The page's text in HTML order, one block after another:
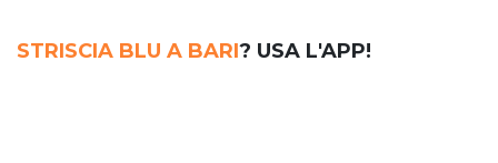
STRISCIA BLU A BARI? USA L'APP!